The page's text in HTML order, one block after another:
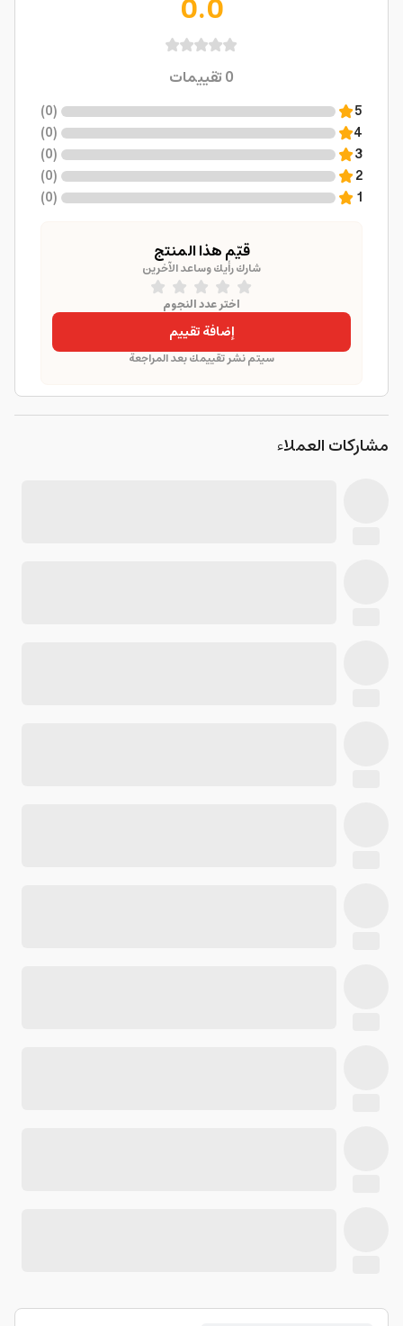
0.0
0تقييمات
5
(
0
)
4
(
0
)
3
(
0
)
2
(
0
)
1
(
0
)
قيّم هذا المنتج
شارك رأيك وساعد الآخرين
اختر عدد النجوم
إضافة تقييم
سيتم نشر تقييمك بعد المراجعة
مشاركات العملاء